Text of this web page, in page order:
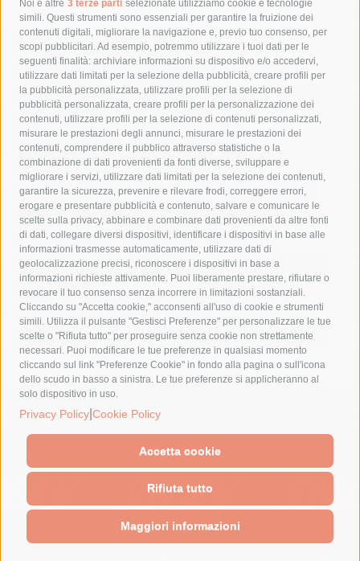
Noi e altre 3 terze parti selezionate utilizziamo cookie e tecnologie
simili. Questi strumenti sono essenziali per garantire la fruizione dei
contenuti digitali, migliorare la navigazione e, previo tuo consenso, per
scopi pubblicitari. Ad esempio, potremmo utilizzare i tuoi dati per le
seguenti finalità: archiviare informazioni su dispositivo e/o accedervi,
utilizzare dati limitati per la selezione della pubblicità, creare profili per
la pubblicità personalizzata, utilizzare profili per la selezione di
pubblicità personalizzata, creare profili per la personalizzazione dei
contenuti, utilizzare profili per la selezione di contenuti personalizzati,
misurare le prestazioni degli annunci, misurare le prestazioni dei
contenuti, comprendere il pubblico attraverso statistiche o la
combinazione di dati provenienti da fonti diverse, sviluppare e
migliorare i servizi, utilizzare dati limitati per la selezione dei contenuti,
garantire la sicurezza, prevenire e rilevare frodi, correggere errori,
erogare e presentare pubblicità e contenuto, salvare e comunicare le
scelte sulla privacy, abbinare e combinare dati provenienti da altre fonti
di dati, collegare diversi dispositivi, identificare i dispositivi in base alle
informazioni trasmesse automaticamente, utilizzare dati di
geolocalizzazione precisi, riconoscere i dispositivi in base a
informazioni richieste attivamente. Puoi liberamente prestare, rifiutare o
revocare il tuo consenso senza incorrere in limitazioni sostanziali.
Cliccando su "Accetta cookie," acconsenti all'uso di cookie e strumenti
simili. Utilizza il pulsante "Gestisci Preferenze" per personalizzare le tue
scelte o "Rifiuta tutto" per proseguire senza cookie non strettamente
necessari. Puoi modificare le tue preferenze in qualsiasi momento
cliccando sul link "Preferenze Cookie" in fondo alla pagina o sull'icona
dello scudo in basso a sinistra. Le tue preferenze si applicheranno al
solo dispositivo in uso.
Privacy Policy Cookie Policy
Accetta cookie
Rifiuta tutto
Maggiori informazioni
Tag
acqua allerta meteo
anas
area marina protetta di punta campanella
arresto
Asl Napoli 3 sud
capitaneria di porto capri
carabinieri
castellammare di stabia
circumvesuviana
comune di sorrento
concerto
contagi
costiera amalfitana
covid-19 eav
elezioni
fondazione sorrento
gori guardia costiera
incidente
lavori
lorenzo balducelli mare
massa lubrense
massimo coppola
Meta napoli
ordinanza
penisola sorrentina
piano di sorrento
polizia municipale
protezione civile
Regione Campania
sant'agnello
sindaco cuomo
sorrento studenti temporali
treni
turismo
Vico Equense villa fiorentino vincenzo de luca
© 2015 SorrentoPress. All rights reserved.
Il giornale online della Penisola Sorrentina
Cookie Policy